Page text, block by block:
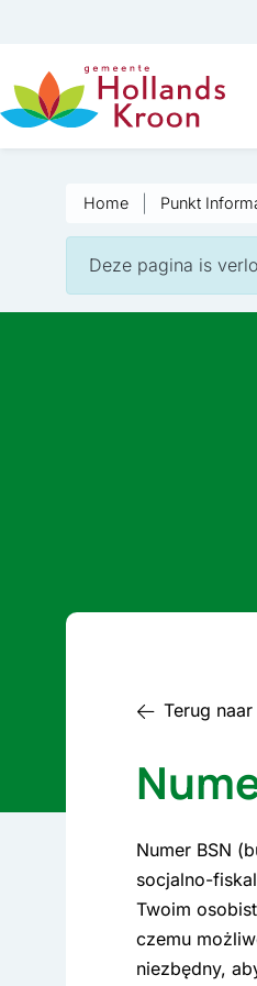
Home Punkt
Deze pagina is
Terug
Numer BSN
socjalno-
Twoim
czemu
niezbędny,